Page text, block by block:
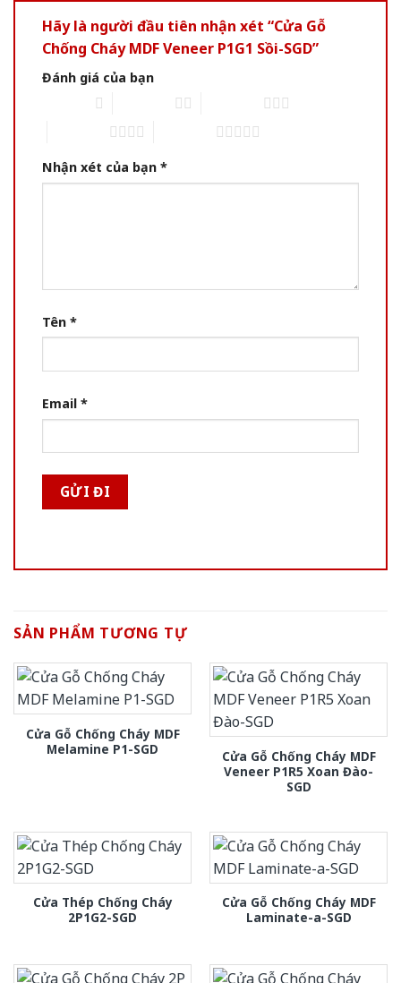
Hãy là người đầu tiên nhận xét “Cửa Gỗ
Chống Cháy MDF Veneer P1G1 Sồi-SGD”
Đánh giá của bạn
Nhận xét của bạn *
Tên *
Email *
SẢN PHẨM TƯƠNG TỰ
Cửa Gỗ Chống Cháy MDF
Melamine P1-SGD
Cửa Gỗ Chống Cháy MDF
Veneer P1R5 Xoan Đào-
SGD
Cửa Thép Chống Cháy
2P1G2-SGD
Cửa Gỗ Chống Cháy MDF
Laminate-a-SGD